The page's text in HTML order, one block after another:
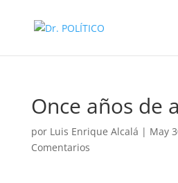
Once años de
por Luis Enrique Alcalá | May
Comentarios